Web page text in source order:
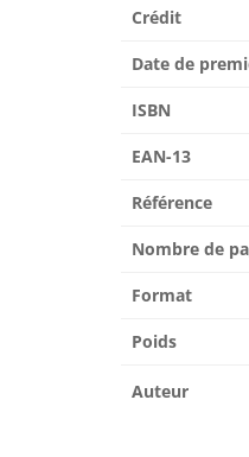
Crédit
Date de
ISBN
EAN-13
Référence
Nombre de
Format
Poids
Auteur